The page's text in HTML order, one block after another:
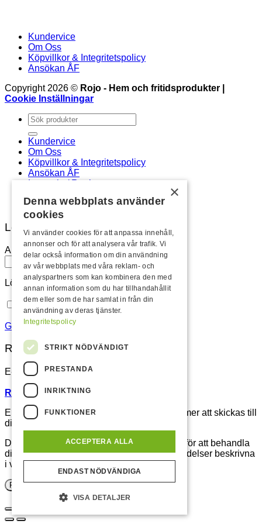
Kundervice
Om Oss
Köpvillkor & Integritetspolicy
Ansökan ÅF
Copyright 2026 © Rojo - Hem och fritidsprodukter |
Cookie Inställningar
Sök
efter:
Kundervice
Om Oss
Köpvillkor & Integritetspolicy
Ansökan ÅF
Logga in / Registrera
Logga in
Användarnamn eller e-postadress
Lösenord*
Kom ihåg mig
Glömt ditt lösenord?
Registrera
E-postadress*
Registrera som återförsäljare istället.
En länk för att ställa in ett nytt lösenord kommer att skickas till
din e-postadress.
Dina personuppgifter kommer att användas för att behandla
din beställning, spara ordern och övriga händelser beskrivna
i vårIntegritetspolicy.
Registrera
×
Denna webbplats använder
cookies
Vi använder cookies för att anpassa innehåll,
annonser och för att analysera vår trafik. Vi
delar också information om din användning
av vår webbplats med våra reklam- och
analyspartners som kan kombinera den med
annan information som du har tillhandahållit
dem eller som de har samlat in från din
användning av deras tjänster.
Integritetspolicy
STRIKT NÖDVÄNDIGT
PRESTANDA
INRIKTNING
FUNKTIONER
ACCEPTERA ALLA
ENDAST NÖDVÄNDIGA
VISA DETALJER